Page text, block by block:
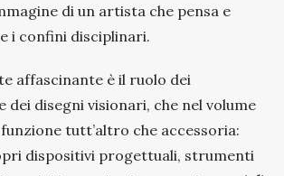
di un artista che pensa e
i confini disciplinari.
affascinante è il ruolo dei
disegni visionari, che nel volume
tutt’altro che accessoria:
dispositivi progettuali, strumenti